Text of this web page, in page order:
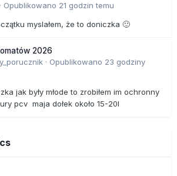
· Opublikowano 21 godzin temu
myslałem, że to doniczka 🙂
2026
· Opublikowano 23 godziny
jak były młode to zrobiłem im ochronny
pcv maja dołek około 15-20l